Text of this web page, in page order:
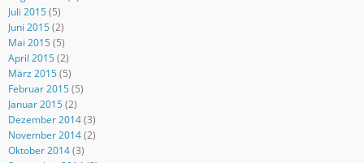
Juli 2015(5)
Juni 2015(2)
Mai 2015(5)
April 2015(2)
März 2015(5)
Februar 2015(5)
Januar 2015(2)
Dezember 2014(3)
November 2014(2)
Oktober 2014(3)